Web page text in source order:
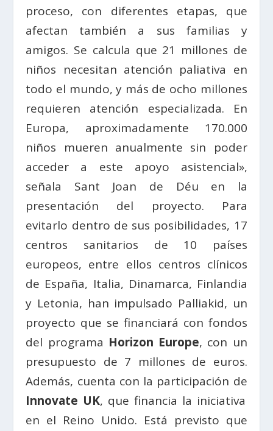
proceso, con diferentes etapas, que
afectan también a sus familias y
amigos. Se calcula que 21 millones de
niños necesitan atención paliativa en
todo el mundo, y más de ocho millones
requieren atención especializada. En
Europa, aproximadamente 170.000
niños mueren anualmente sin poder
acceder a este apoyo asistencial»,
señala Sant Joan de Déu en la
presentación del proyecto. Para
evitarlo dentro de sus posibilidades, 17
centros sanitarios de 10 países
europeos, entre ellos centros clínicos
de España, Italia, Dinamarca, Finlandia
y Letonia, han impulsado Palliakid, un
proyecto que se financiará con fondos
del programa Horizon Europe, con un
presupuesto de 7 millones de euros.
Además, cuenta con la participación de
Innovate UK, que financia la iniciativa
en el Reino Unido. Está previsto que